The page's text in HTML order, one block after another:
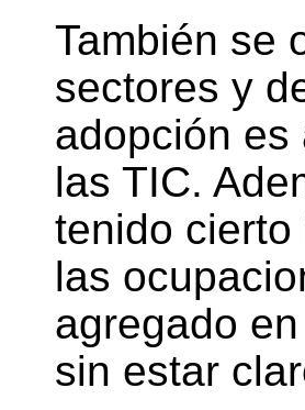
También se
sectores y
adopción es
las TIC.
tenido
las
agregado
sin estar